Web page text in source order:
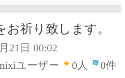
お祈り致します。
21日 00:02
ユーザー
0人 0件